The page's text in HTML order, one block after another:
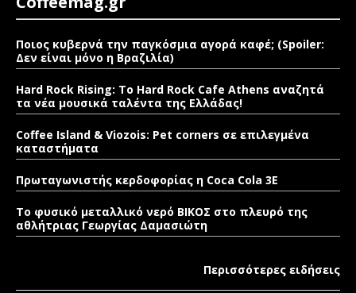
Ποιος κυβερνά την παγκόσμια αγορά καφέ; (Spoiler:
Δεν είναι μόνο η Βραζιλία)
Hard Rock Rising: Το Hard Rock Cafe Athens αναζητά
τα νέα μουσικά ταλέντα της Ελλάδας!
Coffee Island & Viozois: Pet corners σε επιλεγμένα
καταστήματα
Πρωταγωνιστής κερδοφορίας η Coca Cola 3E
Το φυσικό μεταλλικό νερό ΒΙΚΟΣ στο πλευρό της
αθλήτριας Γεωργίας Δαμασιώτη
Περισσότερες ειδήσεις